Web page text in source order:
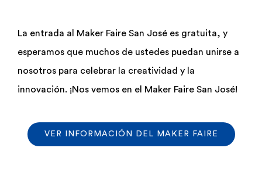
La entrada al Maker Faire San José es gratuita, y
esperamos que muchos de ustedes puedan unirse a
nosotros para celebrar la creatividad y la
innovación. ¡Nos vemos en el Maker Faire San José!
VER INFORMACIÓN DEL MAKER FAIRE